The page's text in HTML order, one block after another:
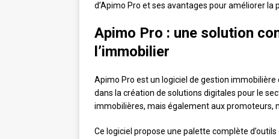
d’Apimo Pro et ses avantages pour améliorer
Apimo Pro : une solution
l’immobilier
Apimo Pro est un logiciel de gestion
dans la création de solutions digitales pour le
immobilières, mais également aux promoteurs,
Ce logiciel propose une palette complète